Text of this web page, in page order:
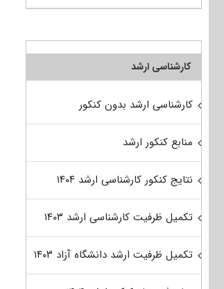
کارشناسی ارشد
کارشناسی ارشد بدون کنکور
منابع کنکور ارشد
نتایج کنکور کارشناسی ارشد ۱۴۰۴
تکمیل ظرفیت کارشناسی ارشد ۱۴۰۳
تکمیل ظرفیت ارشد دانشگاه آزاد ۱۴۰۳